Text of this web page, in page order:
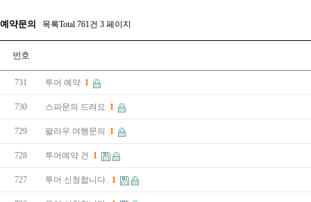
예약문의 목록Total 761건 3 페이지
번호
731 투어 예약 1
730 스파문의 드려요 1
729 팔라우 여행문의 1
728 투어예약 건 1
727 투어 신청합니다. 1